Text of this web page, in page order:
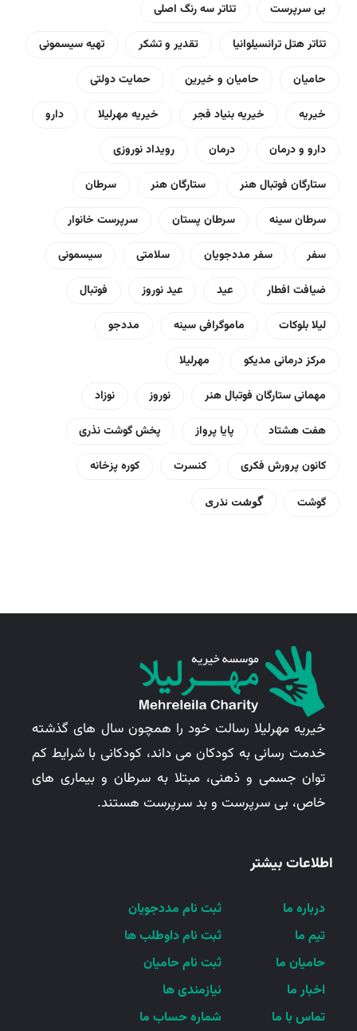
بی سرپرست
تئاتر سه رنگ اصلی
تئاتر هتل ترانسیلوانیا
تقدیر و تشکر
تهیه سیسمونی
حامیان
حامیان و خیرین
حمایت دولتی
خیریه
خیریه بنیاد فجر خیریه مهرلیلا
دارو
دارو و درمان
درمان
رویداد نوروزی
ستارگان فوتبال هنر
ستارگان هنر
سرطان
سرطان سینه
سرطان پستان
سرپرست خانوار
سفر
سفر مددجویان سلامتی
سیسمونی
ضیافت افطار
عید عید نوروز
فوتبال
لیلا بلوکات
ماموگرافی سینه
مددجو
مرکز درمانی مدیکو
مهرلیلا
مهمانی ستارگان فوتبال هنر
نوروز
نوزاد
هفت هشتاد
پایا پرواز
پخش گوشت نذری
کانون پرورش فکری
کنسرت کوره پزخانه
گوشت گوشت نذری
خیریه مهرلیلا رسالت خود را همچون سال های گذشته
خدمت رسانی به کودکان می داند، کودکانی با شرایط کم
توان جسمی و ذهنی، مبتلا به سرطان و بیماری های
خاص، بی سرپرست و بد سرپرست هستند.
اطلاعات بیشتر
درباره ما
تیم ما
حامیان ما
اخبار ما
تماس با ما
ثبت نام مددجویان
ثبت نام داوطلب ها
ثبت نام حامیان
نیازمندی ها
شماره حساب ما